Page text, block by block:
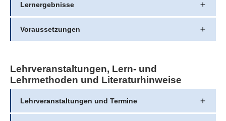
Lernergebnisse
Voraussetzungen
Lehrveranstaltungen, Lern- und
Lehrmethoden und Literaturhinweise
Lehrveranstaltungen und Termine